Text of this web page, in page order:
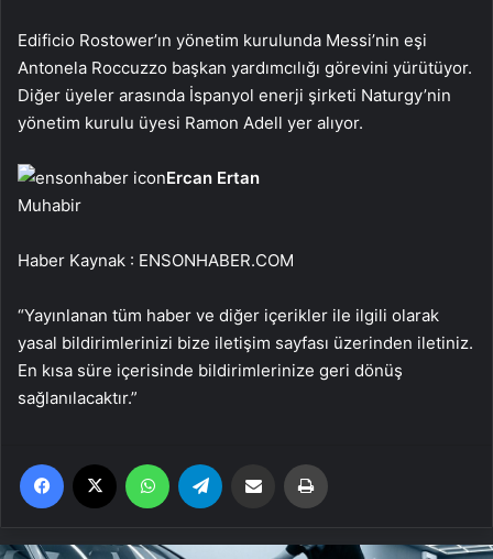
Edificio Rostower’ın yönetim kurulunda Messi’nin eşi
Antonela Roccuzzo başkan yardımcılığı görevini yürütüyor.
Diğer üyeler arasında İspanyol enerji şirketi Naturgy’nin
yönetim kurulu üyesi Ramon Adell yer alıyor.
Ercan Ertan
Muhabir
Haber Kaynak : ENSONHABER.COM
“Yayınlanan tüm haber ve diğer içerikler ile ilgili olarak
yasal bildirimlerinizi bize iletişim sayfası üzerinden iletiniz.
En kısa süre içerisinde bildirimlerinize geri dönüş
sağlanılacaktır.”
Facebook WhatsApp Email'den paylaş